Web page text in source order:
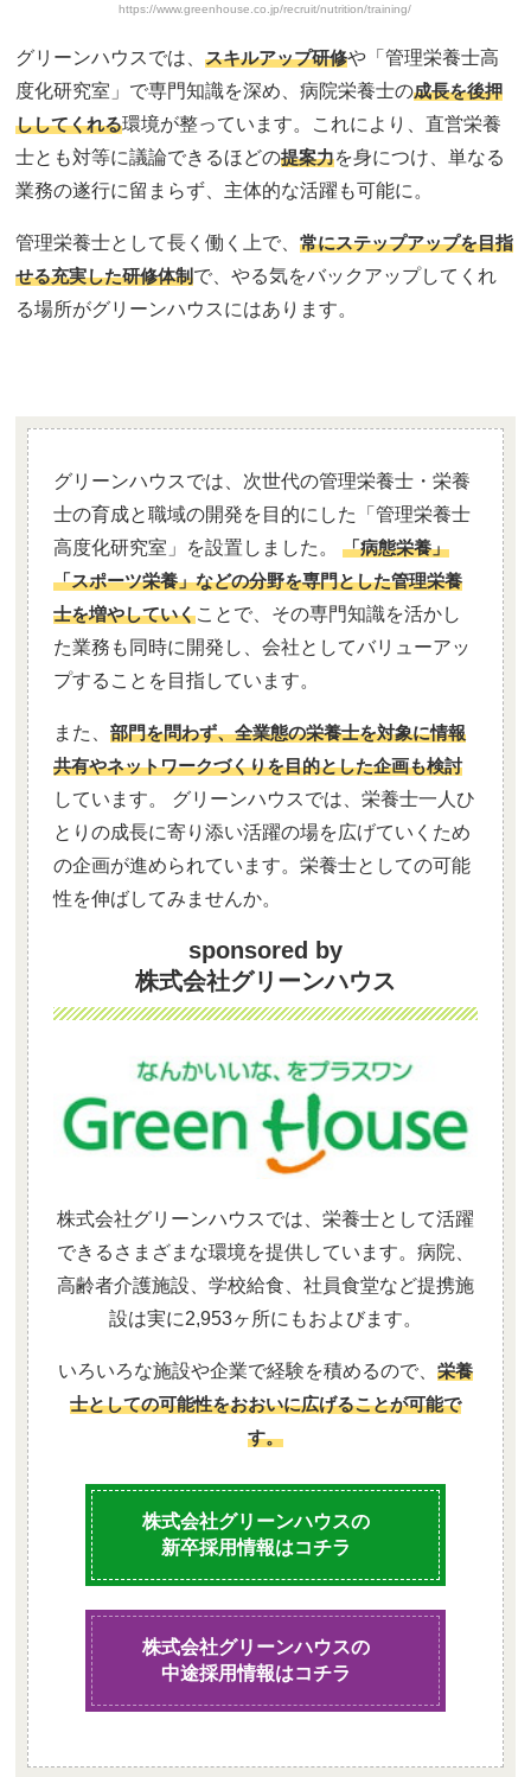
https://www.greenhouse.co.jp/recruit/nutrition/training/
グリーンハウスでは、スキルアップ研修や「管理栄養士高
度化研究室」で専門知識を深め、病院栄養士の成長を後押
ししてくれる環境が整っています。これにより、直営栄養
士とも対等に議論できるほどの提案力を身につけ、単なる
業務の遂行に留まらず、主体的な活躍も可能に。
管理栄養士として長く働く上で、常にステップアップを目指
せる充実した研修体制で、やる気をバックアップしてくれ
る場所がグリーンハウスにはあります。
グリーンハウスでは、次世代の管理栄養士・栄養
士の育成と職域の開発を目的にした「管理栄養士
高度化研究室」を設置しました。「病態栄養」
「スポーツ栄養」などの分野を専門とした管理栄養
士を増やしていくことで、その専門知識を活かし
た業務も同時に開発し、会社としてバリューアッ
プすることを目指しています。
また、部門を問わず、全業態の栄養士を対象に情報
共有やネットワークづくりを目的とした企画も検討
しています。 グリーンハウスでは、栄養士一人ひ
とりの成長に寄り添い活躍の場を広げていくため
の企画が進められています。栄養士としての可能
性を伸ばしてみませんか。
sponsored by
株式会社グリーンハウス
株式会社グリーンハウスでは、栄養士として活躍
できるさまざまな環境を提供しています。病院、
高齢者介護施設、学校給食、社員食堂など提携施
設は実に2,953ヶ所にもおよびます。
いろいろな施設や企業で経験を積めるので、 栄養
士としての可能性をおおいに広げることが可能で
す。
株式会社グリーンハウスの
新卒採用情報はコチラ
株式会社グリーンハウスの
中途採用情報はコチラ